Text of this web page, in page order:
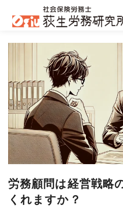
労務顧問は経営戦略
くれますか？